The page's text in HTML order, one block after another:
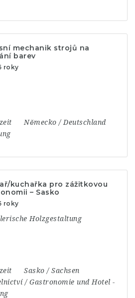
mechanik strojů na
barev
roky
Německo / Deutschland
kuchařka pro zážitkovou
– Sasko
roky
Holzgestaltung
Sasko / Sachsen
/ Gastronomie und Hotel -